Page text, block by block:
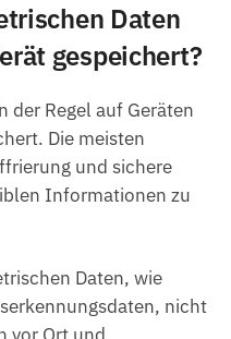
Daten
gespeichert?
der Regel auf Geräten
Die meisten
und sichere
Informationen zu
Daten, wie
nicht